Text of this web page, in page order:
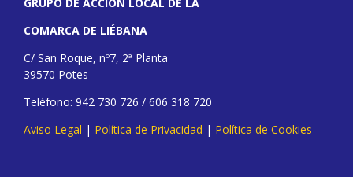
COMARCA DE LIÉBANA
C/ San Roque, nº7, 2ª Planta
39570 Potes
Teléfono: 942 730 726 / 606 318 720
Aviso Legal | Política de Privacidad | Política de Cookies